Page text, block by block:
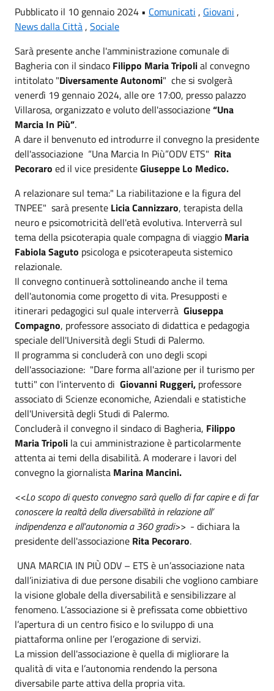
Pubblicato il 10 gennaio 2024 • Comunicati , Giovani ,
News dalla Città , Sociale
Sarà presente anche l'amministrazione comunale di
Bagheria con il sindaco Filippo Maria Tripolial convegno
intitolato "Diversamente Autonomi" che si svolgerà
venerdì 19 gennaio 2024, alle ore 17:00, presso palazzo
Villarosa, organizzato e voluto dell'associazione“Una
Marcia In Più”.
A dare il benvenuto ed introdurre il convegno la presidente
dell'associazione “Una Marcia In Più”ODV ETS" Rita
Pecoraro ed il vice presidenteGiuseppe Lo Medico.
A relazionare sul tema:" La riabilitazione e la figura del
TNPEE" sarà presente Licia Cannizzaro, terapista della
neuro e psicomotricità dell'età evolutiva. Interverrà sul
tema della psicoterapia quale compagna di viaggio Maria
Fabiola Saguto psicologa e psicoterapeuta sistemico
relazionale.
Il convegno continuerà sottolineando anche il tema
dell'autonomia come progetto di vita. Presupposti e
itinerari pedagogici sul quale interverrà Giuseppa
Compagno, professore associato di didattica e pedagogia
speciale dell'Università degli Studi di Palermo.
Il programma si concluderà con uno degli scopi
dell'associazione: "Dare forma all'azione per il turismo per
tutti" con l'intervento di Giovanni Ruggeri, professore
associato di Scienze economiche, Aziendali e statistiche
dell'Università degli Studi di Palermo.
Concluderà il convegno il sindaco di Bagheria, Filippo
Maria Tripoli la cui amministrazione è particolarmente
attenta ai temi della disabilità. A moderare i lavori del
convegno la giornalista Marina Mancini.
<<Lo scopo di questo convegno sarà quello di far capire e di far
conoscere la realtà della diversabilità in relazione all’
indipendenza e all’autonomia a 360 gradi>> - dichiara la
presidente dell'associazione Rita Pecoraro.
UNA MARCIA IN PIÙ ODV – ETS è un’associazione nata
dall’iniziativa di due persone disabili che vogliono cambiare
la visione globale della diversabilità e sensibilizzare al
fenomeno. L’associazione si è prefissata come obbiettivo
l’apertura di un centro fisico e lo sviluppo di una
piattaforma online per l’erogazione di servizi.
La mission dell'associazione è quella di migliorare la
qualità di vita e l’autonomia rendendo la persona
diversabile parte attiva della propria vita.